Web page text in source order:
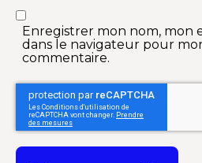
Enregistrer mon nom, mon
dans le navigateur pour
commentaire.